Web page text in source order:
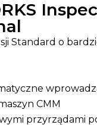
Standard o
CMM
przyrządami